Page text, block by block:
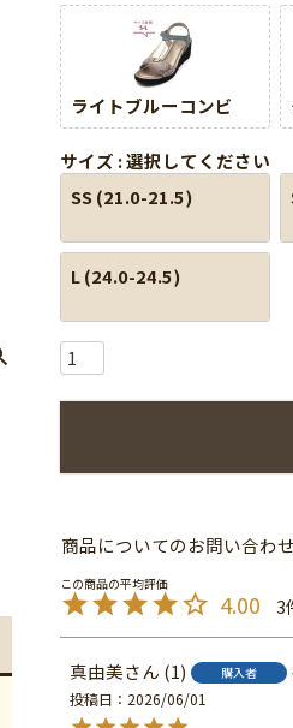
ライトブルーコンビ
サイズ 選択してください
SS (21.0-21.5)
L (24.0-24.5)
商品についてのお問い合わせ
4.00 3
真由美 1 購入者
投稿日
2026/06/01